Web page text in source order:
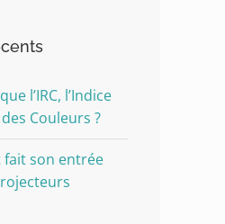
l’IRC, l’Indice
Couleurs ?
fait son entrée